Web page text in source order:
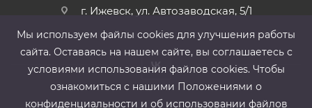
г. Ижевск, ул. Автозаводская, 5/1
Мы используем файлы cооkies для улучшения работы
сайта. Оставаясь на нашем сайте, вы соглашаетесь с
условиями использования файлов cооkies. Чтобы
ознакомиться с нашими Положениями о
конфиденциальности и об использовании файлов